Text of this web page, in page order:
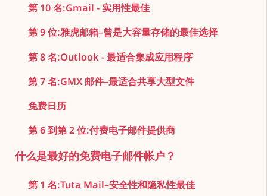
第 10 名:Gmail - 实用性最佳
第 9 位:雅虎邮箱–曾是大容量存储的最佳选择
第 8 名:Outlook - 最适合集成应用程序
第 7 名:GMX 邮件–最适合共享大型文件
免费日历
第 6 到第 2 位:付费电子邮件提供商
什么是最好的免费电子邮件帐户？
第 1 名:Tuta Mail–安全性和隐私性最佳